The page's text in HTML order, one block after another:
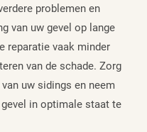
problemen en
van uw gevel op lange
reparatie vaak minder
van de schade. Zorg
uw sidings en neem
in optimale staat te